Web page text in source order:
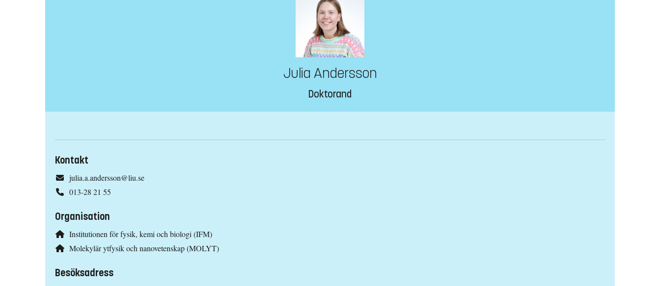
Julia Andersson
Doktorand
Kontakt
julia.a.andersson@liu.se
013-28 21 55
Organisation
Institutionen för fysik, kemi och biologi (IFM)
Molekylär ytfysik och nanovetenskap (MOLYT)
Besöksadress